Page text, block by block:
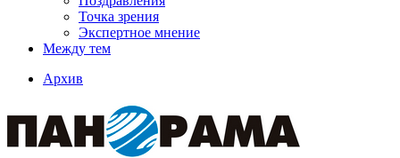
Точка зрения
Экспертное мнение
Между тем
Архив